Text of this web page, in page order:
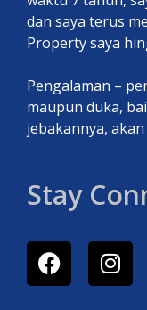
dan saya terus
Property saya
Pengalaman –
maupun duka,
jebakannya,
Stay